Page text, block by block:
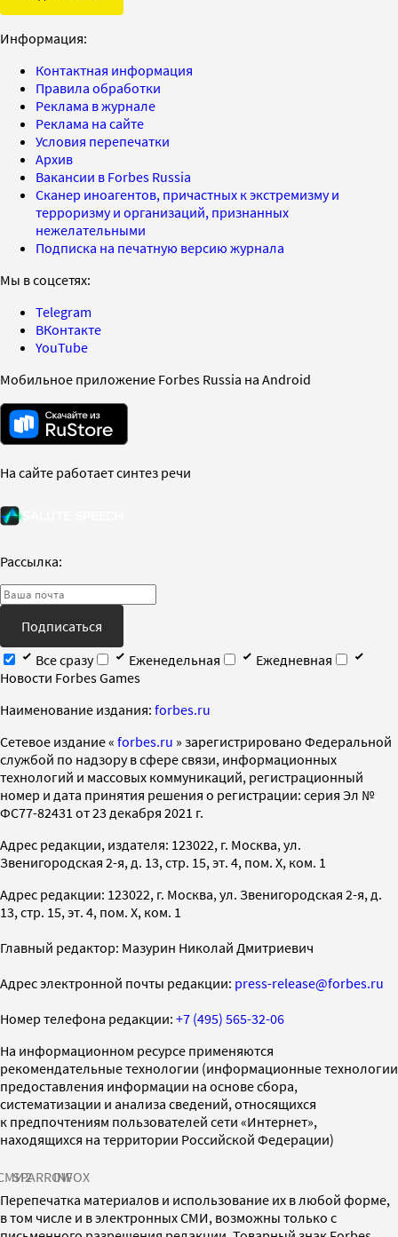
Информация:
Контактная информация
Правила обработки
Реклама в журнале
Реклама на сайте
Условия перепечатки
Архив
Вакансии в Forbes Russia
Сканер иноагентов, причастных к экстремизму и
терроризму и организаций, признанных
нежелательными
Подписка на печатную версию журнала
Мы в соцсетях:
Telegram
ВКонтакте
YouTube
Мобильное приложение Forbes Russia на Android
На сайте работает синтез речи
Рассылка:
Подписаться
Все сразу
Еженедельная
Ежедневная
Новости Forbes Games
Наименование издания: forbes.ru
Cетевое издание « forbes.ru » зарегистрировано Федеральной
службой по надзору в сфере связи, информационных
технологий и массовых коммуникаций, регистрационный
номер и дата принятия решения о регистрации: серия Эл №
ФС77-82431 от 23 декабря 2021 г.
Адрес редакции, издателя: 123022, г. Москва, ул.
Звенигородская 2-я, д. 13, стр. 15, эт. 4, пом. X, ком. 1
Адрес редакции: 123022, г. Москва, ул. Звенигородская 2-я, д.
13, стр. 15, эт. 4, пом. X, ком. 1
Главный редактор: Мазурин Николай Дмитриевич
Адрес электронной почты редакции: press-release@forbes.ru
Номер телефона редакции: +7 (495) 565-32-06
На информационном ресурсе применяются
рекомендательные технологии (информационные технологии
предоставления информации на основе сбора,
систематизации и анализа сведений, относящихся
к предпочтениям пользователей сети «Интернет»,
находящихся на территории Российской Федерации)
SPARROWINFOX
Перепечатка материалов и использование их в любой форме,
в том числе и в электронных СМИ, возможны только с